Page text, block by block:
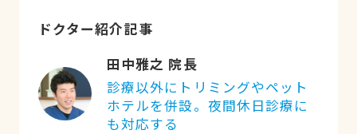
ドクター紹介記事
田中雅之 院長
診療以外にトリミングやペット
ホテルを併設。夜間休日診療に
も対応する